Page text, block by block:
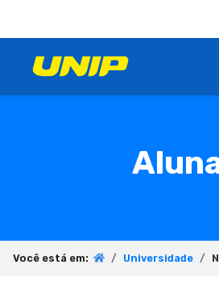
Você está em: Universidade